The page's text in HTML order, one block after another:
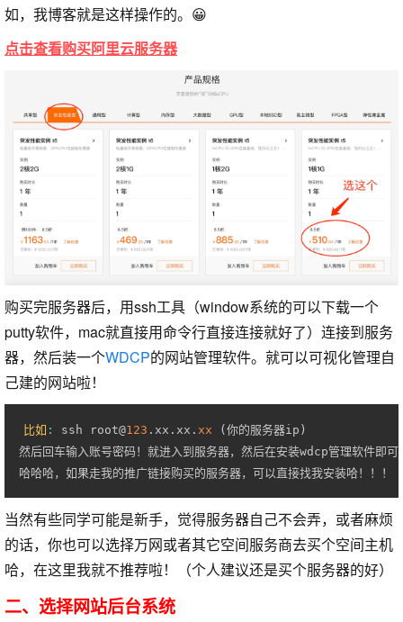
如，我博客就是这样操作的。😀
点击查看购买阿里云服务器
购买完服务器后，用ssh工具（window系统的可以下载一个
putty软件，mac就直接用命令行直接连接就好了）连接到服务
器，然后装一个WDCP的网站管理软件。就可以可视化管理自
己建的网站啦！
比如 : ssh root@123 . xx . xx . xx ( 你的服务器ip )
然后回车输入账号密码！就进入到服务器，然后在安装wdcp管理软件即
哈哈哈，如果走我的推广链接购买的服务器，可以直接找我安装哈！！！
当然有些同学可能是新手，觉得服务器自己不会弄，或者麻烦
的话，你也可以选择万网或者其它空间服务商去买个空间主机
哈，在这里我就不推荐啦！（个人建议还是买个服务器的好）
二、选择网站后台系统